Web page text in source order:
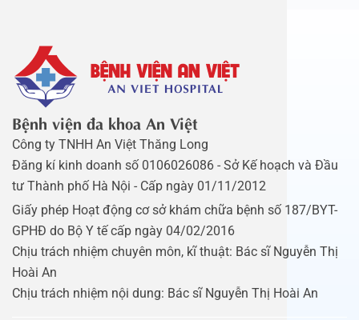
Bệnh viện đa khoa An Việt
Công ty TNHH An Việt Thăng Long
Đăng kí kinh doanh số 0106026086 - Sở Kế hoạch và Đầu
tư Thành phố Hà Nội - Cấp ngày 01/11/2012
Giấy phép Hoạt động cơ sở khám chữa bệnh số 187/BYT-
GPHĐ do Bộ Y tế cấp ngày 04/02/2016
Chịu trách nhiệm chuyên môn, kĩ thuật: Bác sĩ Nguyễn Thị
Hoài An
Chịu trách nhiệm nội dung: Bác sĩ Nguyễn Thị Hoài An